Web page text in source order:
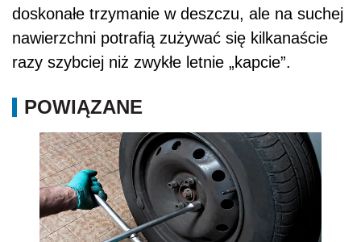
doskonałe trzymanie w deszczu, ale na suchej
nawierzchni potrafią zużywać się kilkanaście
razy szybciej niż zwykłe letnie „kapcie”.
POWIĄZANE